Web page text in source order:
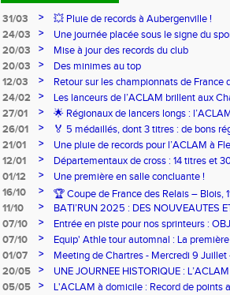
31/03 >
💥 Pluie de records à Aubergenville !
24/03
>
Une journée placée sous le signe du
20/03
>
Mise à jour des records du club
20/03
>
Des minimes au top
12/03
>
Retour sur les championnats de France
24/02
>
Les lanceurs de l’ACLAM brillent aux
Lancers Longs à Nice
27/01 >
🌟 Régionaux de lancers longs :
sur-Loire
26/01 >
🏅 5 médaillés, dont 3 titres : de bons
pour l’Aclam !
21/01 >
Une pluie de records pour l’ACLAM à
12/01
>
Départementaux de cross : 14 titres et
01/12
>
Une première en salle concluante !
16/10
>
🏆 Coupe de France des Relais – Blois,
11/10
>
BATI’RUN 2025 : DES NOUVEAUTES
07/10
>
Entrée en piste pour nos sprinteurs :
FRANCE !
07/10 >
Equip' Athle tour automnal : La
jeunes !
01/07 >
Meeting de Chartres - Mercredi 9
20/05
>
UNE JOURNEE HISTORIQUE :
05/05
> L'ACLAM à domicile : Record de points